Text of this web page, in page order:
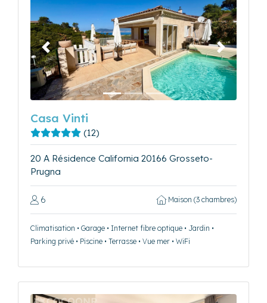
Précédent Suivant
Casa Vinti
(12)
20 A Résidence California 20166 Grosseto-
Prugna
6 Maison (3 chambres)
Climatisation • Garage • Internet fibre optique • Jardin •
Parking privé • Piscine • Terrasse • Vue mer • WiFi